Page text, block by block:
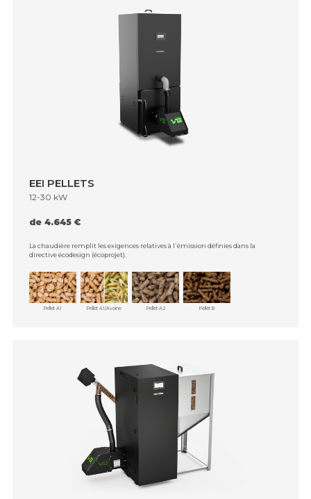
EEI PELLETS
12-30 kW
de 4.645 €
La chaudière remplit les exigences relatives à l᾿émission définies dans la
directive écodesign (écoprojet).
Pellet A1 Pellet A1/Avoine Pellet A2 Pellet B